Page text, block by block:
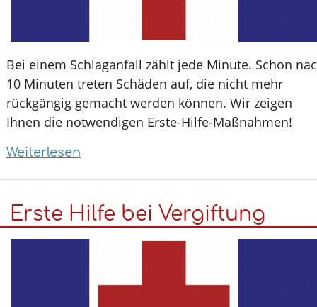
Bei einem Schlaganfall zählt jede Minute. Schon
10 Minuten treten Schäden auf, die nicht mehr
rückgängig gemacht werden können. Wir zeigen
Ihnen die notwendigen Erste-Hilfe-Maßnahmen!
Weiterlesen
bei
Schlaganfall
Erste Hilfe bei Vergiftung